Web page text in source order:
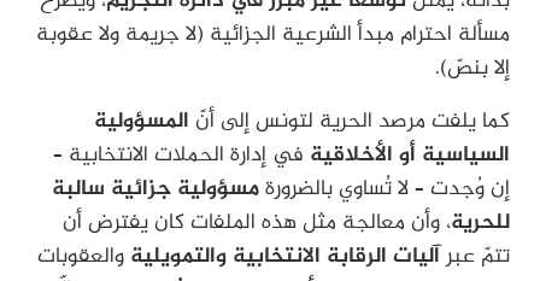
مسألة احترام مبدأ الشرعية الجزائية (لا جريمة ولا عقوبة
إلا بنصّ).
كما يلفت مرصد الحرية لتونس إلى أنّ المسؤولية
السياسية أو الأخلاقية في إدارة الحملات الانتخابية –
إن وُجدت – لا تُساوي بالضرورةمسؤولية جزائية سالبة
للحرية، وأن معالجة مثل هذه الملفات كان يفترض أن
تتمّ عبرآليات الرقابة الانتخابية والتمويلية والعقوبات